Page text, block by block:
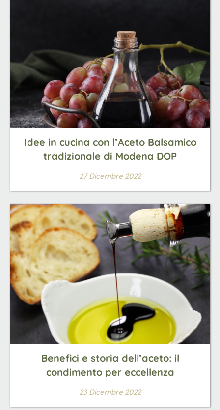
Idee in cucina con l’Aceto Balsamico
tradizionale di Modena DOP
27 Dicembre 2022
Benefici e storia dell’aceto: il
condimento per eccellenza
23 Dicembre 2022